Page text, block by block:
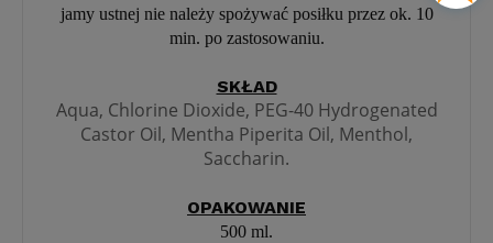
jamy ustnej nie należy spożywać posiłku przez ok. 10
min. po zastosowaniu.
SKŁAD
Aqua, Chlorine Dioxide, PEG-40 Hydrogenated
Castor Oil, Mentha Piperita Oil, Menthol,
Saccharin.
OPAKOWANIE
500 ml.